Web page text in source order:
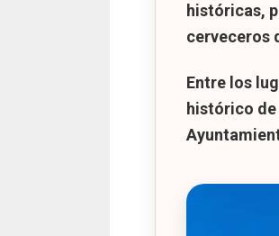
históricas,
cerveceros
Entre los
histórico